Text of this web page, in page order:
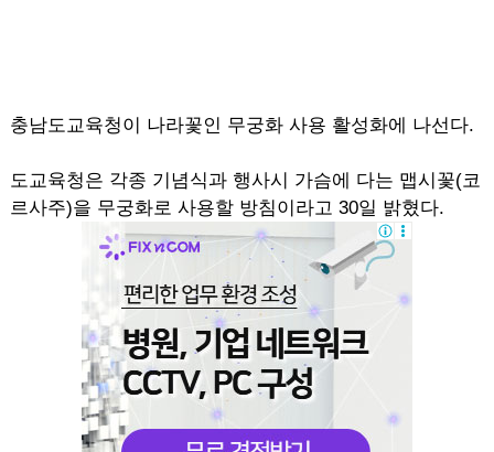
충남도교육청이 나라꽃인 무궁화 사용 활성화에 나선다.
도교육청은 각종 기념식과 행사시 가슴에 다는 맵시꽃(코
르사주)을 무궁화로 사용할 방침이라고 30일 밝혔다.